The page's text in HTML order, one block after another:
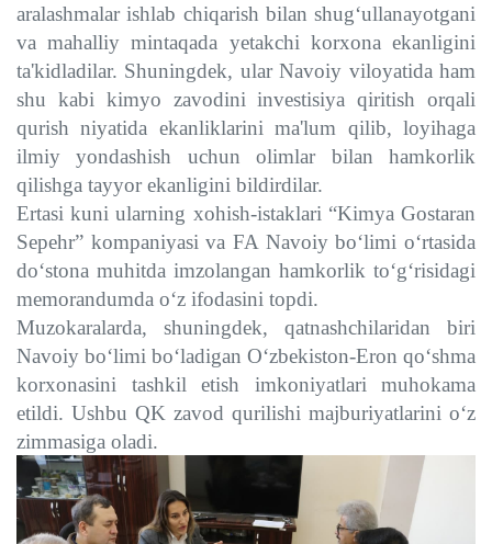
aralashmalar ishlab chiqarish bilan shug‘ullanayotgani
va mahalliy mintaqada yetakchi korxona ekanligini
ta'kidladilar. Shuningdek, ular Navoiy viloyatida ham
shu kabi kimyo zavodini investisiya qiritish orqali
qurish niyatida ekanliklarini ma'lum qilib, loyihaga
ilmiy yondashish uchun olimlar bilan hamkorlik
qilishga tayyor ekanligini bildirdilar.
Ertasi kuni ularning xohish-istaklari “Kimya Gostaran
Sepehr” kompaniyasi va FA Navoiy bo‘limi o‘rtasida
do‘stona muhitda imzolangan hamkorlik to‘g‘risidagi
memorandumda o‘z ifodasini topdi.
Muzokaralarda, shuningdek, qatnashchilaridan biri
Navoiy bo‘limi bo‘ladigan O‘zbekiston-Eron qo‘shma
korxonasini tashkil etish imkoniyatlari muhokama
etildi. Ushbu QK zavod qurilishi majburiyatlarini o‘z
zimmasiga oladi.